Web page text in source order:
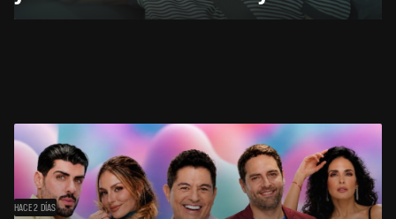
HACE 2 DÍAS